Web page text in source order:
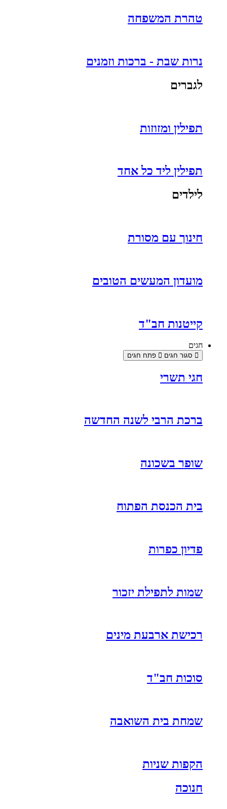
טהרת המשפחה
נרות שבת - ברכות וזמנים
לגברים
תפילין ומזוזות
תפילין ליד כל אחד
לילדים
חינוך עם מסורת
מועדון המעשים הטובים
קייטנות חב"ד
חגים
סגור חגים פתח חגים
חגי תשרי
ברכת הרבי לשנה החדשה
שופר בשכונה
בית הכנסת הפתוח
פדיון כפרות
שמות לתפילת יזכור
רכישת ארבעת מינים
סוכות חב"ד
שמחת בית השואבה
הקפות שניות
חנוכה